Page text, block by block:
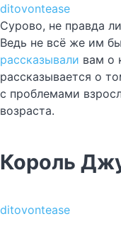
ditovontease
Сурово, не правда
Ведь не всё же им
рассказывали вам о
рассказывается о
с проблемами
возраста.
Король
ditovontease